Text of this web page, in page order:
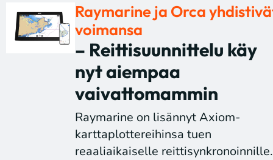
Raymarine ja Orca
voimansa
– Reittisuunnittelu käy
nyt aiempaa
vaivattomammin
Raymarine on lisännyt Axiom-
karttaplottereihinsa tuen
reaaliaikaiselle